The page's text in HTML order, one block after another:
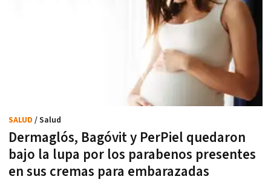
Dermaglós, Bagóvit y PerPiel quedaron
bajo la lupa por los parabenos presentes
en sus cremas para embarazadas
SALUD / Salud